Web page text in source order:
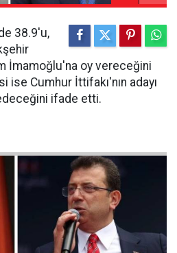
38.9'u,
İmamoğlu'na oy vereceğini
ise Cumhur İttifakı'nın adayı
ifade etti.